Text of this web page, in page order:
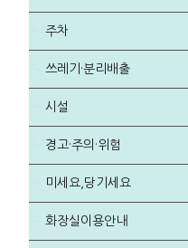
주차
쓰레기·분리배출
시설
경고·주의·위험
미세요,당기세요
화장실이용안내